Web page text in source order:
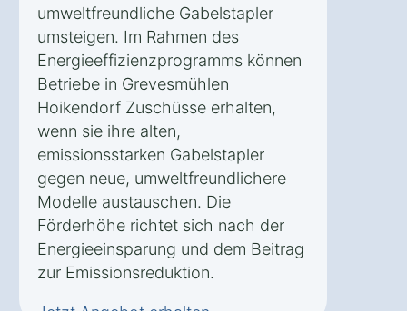
umweltfreundliche Gabelstapler
umsteigen. Im Rahmen des
Energieeffizienzprogramms können
Betriebe in Grevesmühlen
Hoikendorf Zuschüsse erhalten,
wenn sie ihre alten,
emissionsstarken Gabelstapler
gegen neue, umweltfreundlichere
Modelle austauschen. Die
Förderhöhe richtet sich nach der
Energieeinsparung und dem Beitrag
zur Emissionsreduktion.